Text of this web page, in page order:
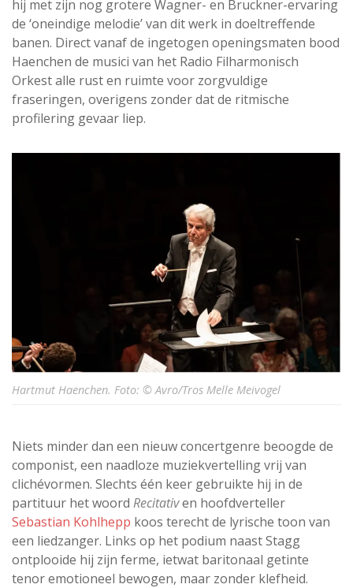
hij met zijn nog grotere Wagner- en Bruckner-ervaring
de ‘oneindige melodie’ van dit werk in doeltreffende
banen. Direct vanaf de ingetogen openingsmaten bood
Haenchen de musici van het Radio Filharmonisch
Orkest alle rust en ruimte voor zorgvuldige
fraseringen, overigens zonder dat de ritmische
profilering gevaar liep.
Hartmut Haenchen. Foto: © Avro/Tros Melle Meivogel
Niets minder dan een nieuw concertgenre beoogde de
componist, een naadloze muziekvertelling vrij van
clichévormen. Slechts één keer gebruikte hij in de
partituur het woord Recitativen hoofdverteller
Sebastian Kohlhepp koos terecht de lyrische toon van
een liedzanger. Links op het podium naast Stagg
ontplooide hij zijn ferme, ietwat baritonaal getinte
tenor emotioneel bewogen, maar zonder klefheid.